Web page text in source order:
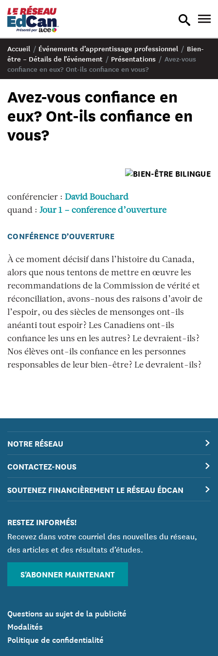
recherche
bascule
Accueil / Événements d’apprentissage professionnel / Bien-
être – Détails de l’événement / Présentations / Avez-vous
confiance en eux? Ont-ils confiance en vous?
Avez-vous confiance en
eux? Ont-ils confiance en
vous?
conférencier : David Bouchard
quand : Jour 1 – conférence d’ouverture
CONFÉRENCE D’OUVERTURE
À ce moment décisif dans l’histoire du Canada,
alors que nous tentons de mettre en œuvre les
recommandations de la Commission de vérité et
réconciliation, avons-nous des raisons d’avoir de
l’espoir, ou des siècles de mensonges ont-ils
anéanti tout espoir? Les Canadiens ont-ils
confiance les uns en les autres? Le devraient-ils?
Nos élèves ont-ils confiance en les personnes
responsables de leur bien-être? Le devraient-ils?
NOTRE RÉSEAU
CONTACTEZ-NOUS
SOUTENEZ FINANCIÈREMENT LE RÉSEAU ÉDCAN
RESTEZ INFORMÉS!
Recevez dans votre courriel des nouvelles du réseau,
des articles et des résultats d’études.
S'ABONNER MAINTENANT
Questions au sujet de la publicité
Modalités
Politique de confidentialité